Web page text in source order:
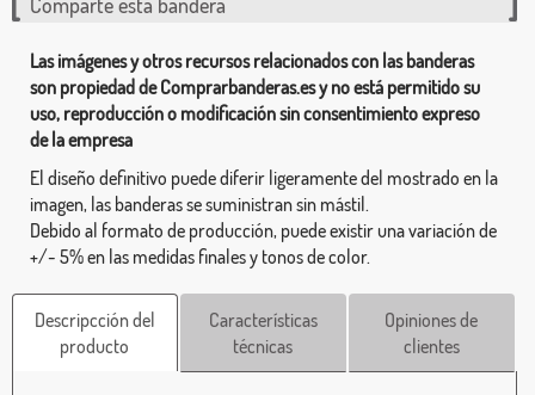
Las imágenes y otros recursos relacionados con las banderas
son propiedad de Comprarbanderas.es y no está permitido su
uso, reproducción o modificación sin consentimiento expreso
de la empresa
El diseño definitivo puede diferir ligeramente del mostrado en la
imagen, las banderas se suministran sin mástil.
Debido al formato de producción, puede existir una variación de
+/- 5% en las medidas finales y tonos de color.
Descripcción del
producto
Características
técnicas
Opiniones de
clientes